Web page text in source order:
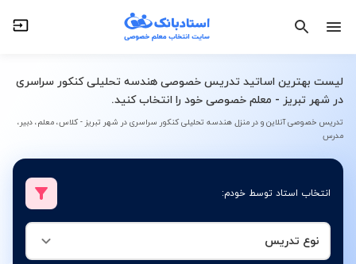
لیست بهترین اساتید تدریس خصوصی هندسه تحلیلی کنکور سراسری
در شهر تبریز - معلم خصوصی خود را انتخاب کنید.
تدریس خصوصی آنلاین و در منزل هندسه تحلیلی کنکور سراسری در شهر تبریز - کلاس، معلم، دبیر،
مدرس
انتخاب استاد توسط خودم:
نوع تدریس